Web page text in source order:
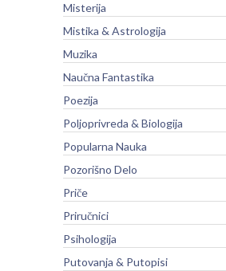
Misterija
Mistika & Astrologija
Muzika
Naučna Fantastika
Poezija
Poljoprivreda & Biologija
Popularna Nauka
Pozorišno Delo
Priče
Priručnici
Psihologija
Putovanja & Putopisi